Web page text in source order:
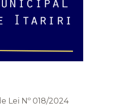
Lei Nº 018/2024